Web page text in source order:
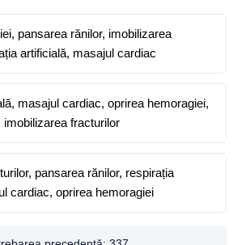
pansarea rănilor, imobilizarea
artificială, masajul cardiac
masajul cardiac, oprirea hemoragiei,
imobilizarea fracturilor
pansarea rănilor, respirația
cardiac, oprirea hemoragiei